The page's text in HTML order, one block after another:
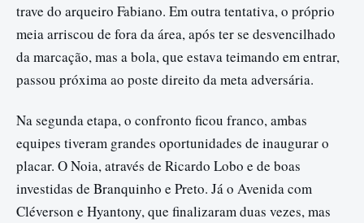
trave do arqueiro Fabiano. Em outra tentativa, o próprio
meia arriscou de fora da área, após ter se desvencilhado
da marcação, mas a bola, que estava teimando em entrar,
passou próxima ao poste direito da meta adversária.
Na segunda etapa, o confronto ficou franco, ambas
equipes tiveram grandes oportunidades de inaugurar o
placar. O Noia, através de Ricardo Lobo e de boas
investidas de Branquinho e Preto. Já o Avenida com
Cléverson e Hyantony, que finalizaram duas vezes, mas